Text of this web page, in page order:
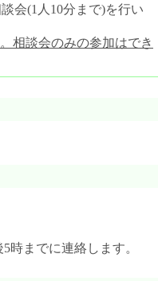
会(1人10分まで)を行い
相談会のみの参加はでき
時までに連絡します。